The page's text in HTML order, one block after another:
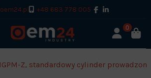
+48 683 778 005
0
Z, standardowy cylinder